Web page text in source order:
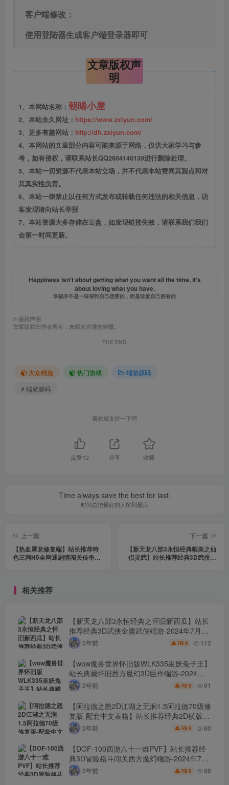
客户端修改：
使用登陆器生成客户端登录器即可
文章版权声
明
1、本网站名称： 朝晞小屋
2、本站永久网址： https://www.zxiyun.com/
3、更多有趣网站： http://dh.zxiyun.com/
4、本网站的文章部分内容可能来源于网络，仅供大家学习与参
考，如有侵权，请联系站长QQ2604140139进行删除处理。
5、本站一切资源不代表本站立场，并不代表本站赞同其观点和对
其真实性负责。
6、本站一律禁止以任何方式发布或转载任何违法的相关信息，访
客发现请向站长举报
7、本站资源大多存储在云盘，如发现链接失效，请联系我们我们
会第一时间更新。
Happiness isn't about getting what you want all the time, it's
about loving what you have.
幸福并不是一味得到自己想要的，而是珍爱自己拥有的
© 版权声明
文章版权归作者所有，未经允许请勿转载。
THE END
大众精选 热门游戏
端游源码
# 端游源码
喜欢就支持一下吧
点赞 12 分享 收藏
Time always save the best for last.
时间总把最好的人留到最后
上一篇
【热血屠龙修复端】站长推荐特
色三网H5全网通剧情闯关传奇游
下一篇
【新天龙八部3永恒经典唯美之仙
侣灵武】站长推荐经典3D武侠金
相关推荐
【新天龙八部3永恒经典之怀旧新西瓜】站长
推荐经典3D武侠金庸武侠端游-2024年7月24
日最新打包Linux服务端源码视频架设教程-完
整PC客户端-配套GM工具！
2年前 R9.9 112
【wow魔兽世界怀旧版WLK335巫妖兔子王】
站长典藏怀旧西方魔幻3D巨作端游-2024年7
月24日最新打包Win服务端源码视频架设教
程-网页注册-GM指令教程-完整PC客户端！
2年前 R9.9 91
【阿拉德之怒2D江湖之无涧1.5阿拉德70级修
复版-配套中文表格】站长推荐经典2D横版闯
关手游-2024年7月24日最新打包Linux服务端
源码视频架设教程-GM总运营WEB管理后台-
新版多功能GM授权后台-安卓苹果IOS双端版
本！
2年前 R9.9 80
【DOF-100西游八十一难PVF】站长推荐经
典3D冒险格斗闯关西方魔幻端游-2024年7月
24日最新打包Linux服务端源码视频架设教
程-等级补丁-配套完整客户端！
2年前 R9.9 98